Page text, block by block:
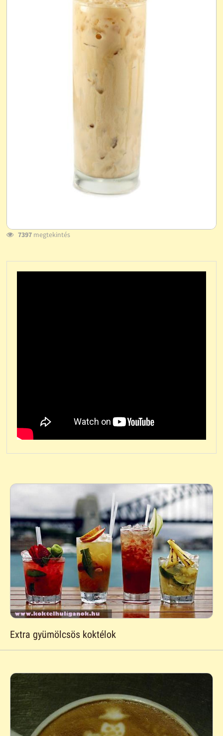
7397megtekintés
Extra gyümölcsös koktélok